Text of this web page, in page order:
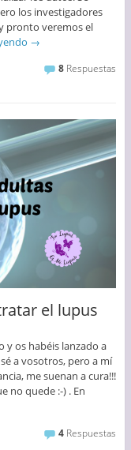
los investigadores
pronto veremos el
→
8 Respuestas
el lupus
y os habéis lanzado a
a vosotros, pero a mí
me suenan a cura!!!
no quede :-) . En
4 Respuestas